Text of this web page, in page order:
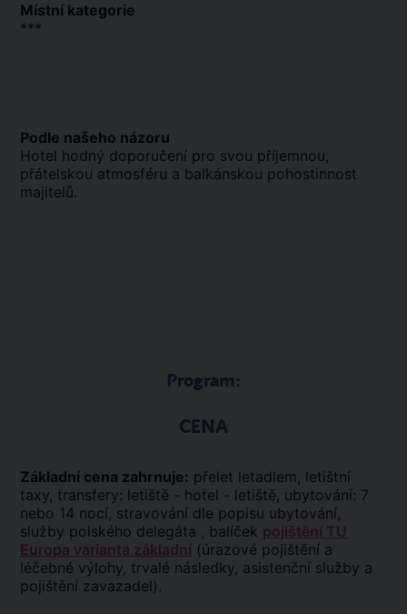
Místní kategorie
***
Podle našeho názoru
Hotel hodný doporučení pro svou příjemnou,
přátelskou atmosféru a balkánskou pohostinnost
majitelů.
Program:
CENA
Základní cena zahrnuje: přelet letadlem, letištní
taxy, transfery: letiště - hotel - letiště, ubytování: 7
nebo 14 nocí, stravování dle popisu ubytování,
služby polského delegáta , balíček pojištění TU
Europa varianta základní (úrazové pojištění a
léčebné výlohy, trvalé následky, asistenční služby a
pojištění zavazadel).